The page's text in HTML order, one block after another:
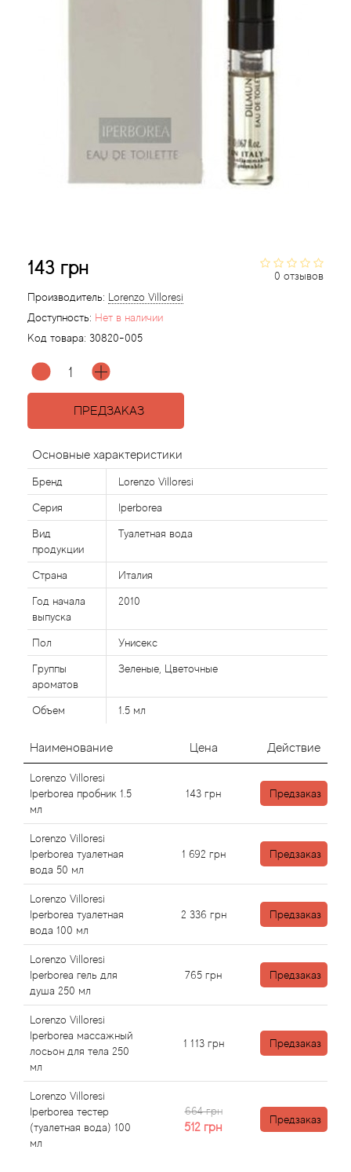
0 отзывов
143 грн
Производитель: Lorenzo Villoresi
Доступность: Нет в наличии
Код товара: 30820-005
ПРЕДЗАКАЗ
Основные характеристики
Бренд Lorenzo Villoresi
Серия Iperborea
Вид
продукции
Туалетная вода
Страна Италия
Год начала
выпуска
2010
Пол Унисекс
Группы
ароматов
Зеленые, Цветочные
Объем 1.5 мл
Наименование Цена Действие
Lorenzo Villoresi
Iperborea пробник 1.5
мл
143 грн Предзаказ
Lorenzo Villoresi
Iperborea туалетная
вода 50 мл
1 692 грн Предзаказ
Lorenzo Villoresi
Iperborea туалетная
вода 100 мл
2 336 грн Предзаказ
Lorenzo Villoresi
Iperborea гель для
душа 250 мл
765 грн Предзаказ
Lorenzo Villoresi
Iperborea массажный
лосьон для тела 250
мл
1 113 грн Предзаказ
Lorenzo Villoresi
Iperborea тестер
(туалетная вода) 100
мл
664 грн
512 грн
Предзаказ
Aedes de Venustas
Afnan
Agatha Ruiz de la Prada
Agonist
Aigner
Aj Arabia (Widian)
Ajmal
Al Haramain
Al Jazeera
Alaia Paris
Alexander McQueen
Alexandre Barthet
Alexandre J
Alfred Dunhill
Alyson Oldoini
Alyssa Ashley
American Crew
Amouage
Amouroud
Andre L'Arom
Angel Schlesser
Anima Mundi
Anna Sui